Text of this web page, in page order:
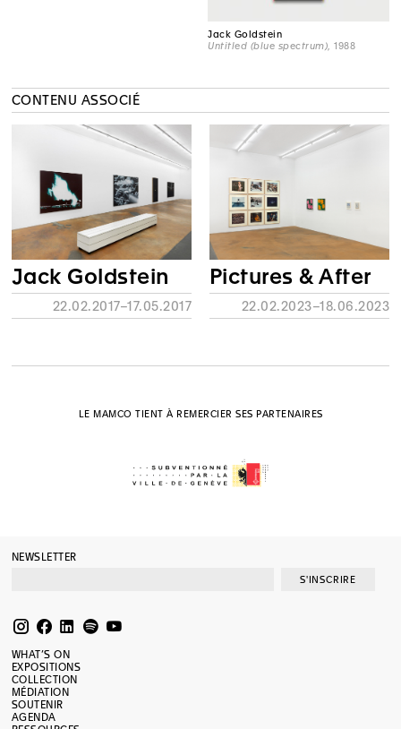
Jack Goldstein
Untitled (blue spectrum) , 1988
CONTENU ASSOCIÉ
Jack Goldstein
22.02.2017–17.05.2017
Pictures & After
22.02.2023–18.06.2023
LE MAMCO TIENT À REMERCIER SES PARTENAIRES
NEWSLETTER
S'INSCRIRE
WHAT’S ON
EXPOSITIONS
COLLECTION
MÉDIATION
SOUTENIR
AGENDA